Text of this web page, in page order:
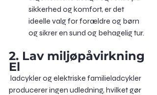
sikkerhed og komfort, er det
ideelle valg for forældre og børn
og sikrer en sund og behagelig tur.
2. Lav miljøpåvirkning
El
producerer ingen udledning, hvilket gør